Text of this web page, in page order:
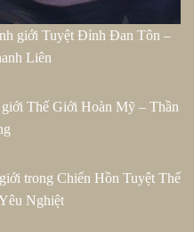
giới Tuyệt Đỉnh Đan Tôn –
Liên
Thế Giới Hoàn Mỹ – Thần
trong Chiến Hồn Tuyệt Thế
Nghiệt